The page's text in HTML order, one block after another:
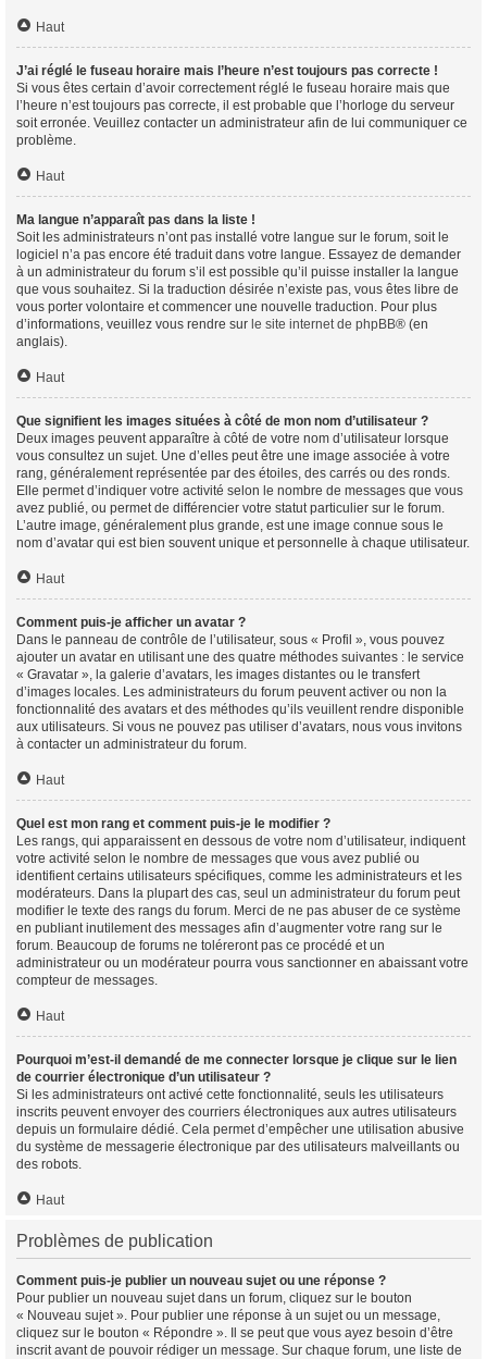
Haut
J’ai réglé le fuseau horaire mais l’heure n’est toujours pas correcte !
Si vous êtes certain d’avoir correctement réglé le fuseau horaire mais que
l’heure n’est toujours pas correcte, il est probable que l’horloge du serveur
soit erronée. Veuillez contacter un administrateur afin de lui communiquer ce
problème.
Haut
Ma langue n’apparaît pas dans la liste !
Soit les administrateurs n’ont pas installé votre langue sur le forum, soit le
logiciel n’a pas encore été traduit dans votre langue. Essayez de demander
à un administrateur du forum s’il est possible qu’il puisse installer la langue
que vous souhaitez. Si la traduction désirée n’existe pas, vous êtes libre de
vous porter volontaire et commencer une nouvelle traduction. Pour plus
d’informations, veuillez vous rendre sur le site internet de phpBB® (en
anglais).
Haut
Que signifient les images situées à côté de mon nom d’utilisateur ?
Deux images peuvent apparaître à côté de votre nom d’utilisateur lorsque
vous consultez un sujet. Une d’elles peut être une image associée à votre
rang, généralement représentée par des étoiles, des carrés ou des ronds.
Elle permet d’indiquer votre activité selon le nombre de messages que vous
avez publié, ou permet de différencier votre statut particulier sur le forum.
L’autre image, généralement plus grande, est une image connue sous le
nom d’avatar qui est bien souvent unique et personnelle à chaque utilisateur.
Haut
Comment puis-je afficher un avatar ?
Dans le panneau de contrôle de l’utilisateur, sous « Profil », vous pouvez
ajouter un avatar en utilisant une des quatre méthodes suivantes : le service
« Gravatar », la galerie d’avatars, les images distantes ou le transfert
d’images locales. Les administrateurs du forum peuvent activer ou non la
fonctionnalité des avatars et des méthodes qu’ils veuillent rendre disponible
aux utilisateurs. Si vous ne pouvez pas utiliser d’avatars, nous vous invitons
à contacter un administrateur du forum.
Haut
Quel est mon rang et comment puis-je le modifier ?
Les rangs, qui apparaissent en dessous de votre nom d’utilisateur, indiquent
votre activité selon le nombre de messages que vous avez publié ou
identifient certains utilisateurs spécifiques, comme les administrateurs et les
modérateurs. Dans la plupart des cas, seul un administrateur du forum peut
modifier le texte des rangs du forum. Merci de ne pas abuser de ce système
en publiant inutilement des messages afin d’augmenter votre rang sur le
forum. Beaucoup de forums ne toléreront pas ce procédé et un
administrateur ou un modérateur pourra vous sanctionner en abaissant votre
compteur de messages.
Haut
Pourquoi m’est-il demandé de me connecter lorsque je clique sur le lien
de courrier électronique d’un utilisateur ?
Si les administrateurs ont activé cette fonctionnalité, seuls les utilisateurs
inscrits peuvent envoyer des courriers électroniques aux autres utilisateurs
depuis un formulaire dédié. Cela permet d’empêcher une utilisation abusive
du système de messagerie électronique par des utilisateurs malveillants ou
des robots.
Haut
Problèmes de publication
Comment puis-je publier un nouveau sujet ou une réponse ?
Pour publier un nouveau sujet dans un forum, cliquez sur le bouton
« Nouveau sujet ». Pour publier une réponse à un sujet ou un message,
cliquez sur le bouton « Répondre ». Il se peut que vous ayez besoin d’être
inscrit avant de pouvoir rédiger un message. Sur chaque forum, une liste de